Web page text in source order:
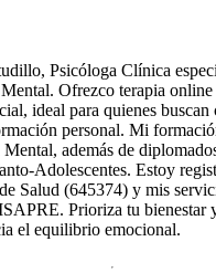
Psicóloga Clínica
Ofrezco terapia
ideal para quienes buscan
personal. Mi
además de
Adolescentes. Estoy
Salud (645374) y mis
Prioriza tu bienestar
el equilibrio emocional.